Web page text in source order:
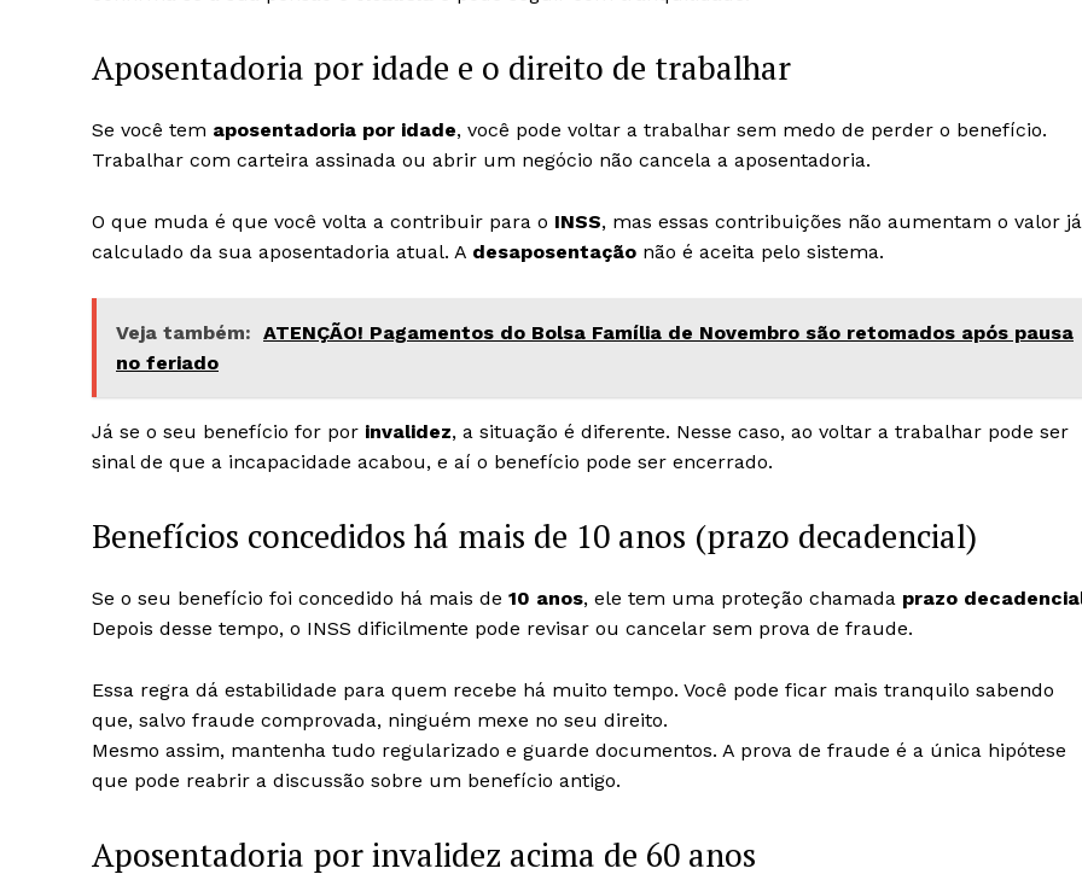
Aposentadoria por idade e o direito de trabalhar
Se você tem aposentadoria por idade, você pode voltar a trabalhar sem medo de perder o benefício.
Trabalhar com carteira assinada ou abrir um negócio não cancela a aposentadoria.
O que muda é que você volta a contribuir para o INSS, mas essas contribuições não aumentam o valor já
calculado da sua aposentadoria atual. A desaposentação não é aceita pelo sistema.
Veja também: ATENÇÃO! Pagamentos do Bolsa Família de Novembro são retomados após pausa
no feriado
Já se o seu benefício for por invalidez, a situação é diferente. Nesse caso, ao voltar a trabalhar pode ser
sinal de que a incapacidade acabou, e aí o benefício pode ser encerrado.
Benefícios concedidos há mais de 10 anos (prazo decadencial)
Se o seu benefício foi concedido há mais de 10 anos, ele tem uma proteção chamada prazo
Depois desse tempo, o INSS dificilmente pode revisar ou cancelar sem prova de fraude.
Essa regra dá estabilidade para quem recebe há muito tempo. Você pode ficar mais tranquilo sabendo
que, salvo fraude comprovada, ninguém mexe no seu direito.
Mesmo assim, mantenha tudo regularizado e guarde documentos. A prova de fraude é a única hipótese
que pode reabrir a discussão sobre um benefício antigo.
Aposentadoria por invalidez acima de 60 anos